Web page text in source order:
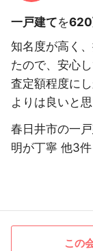
一戸建てを620
知名度が高く
たので、安心
査定額程度に
よりは良いと
春日井市の一
明が丁寧 他3件
この